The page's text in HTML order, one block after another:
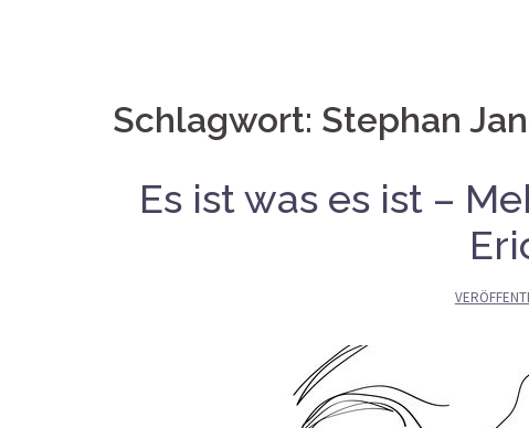
Schlagwort: Stephan
Es ist was es ist –